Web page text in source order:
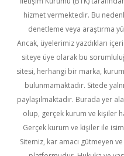
hizmet vermektedir. Bu
denetleme veya araştırma
Ancak, üyelerimiz yazdıkları
siteye üye olarak bu
sitesi, herhangi bir marka,
bulunmamaktadır. Sitede
paylaşılmaktadır. Burada yer
olup, gerçek kurum ve kişiler
Gerçek kurum ve kişiler ile
Sitemiz, kar amacı gütmeyen